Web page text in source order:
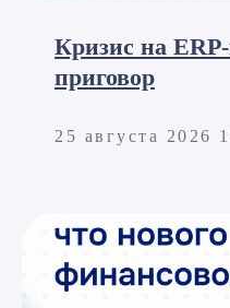
Кризис на
приговор
25 августа 2026